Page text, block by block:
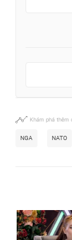
Khám phá thêm
NGA NATO